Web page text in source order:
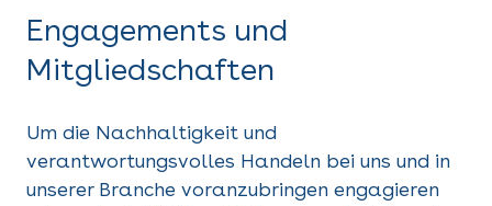
Engagements und
Mitgliedschaften
Um die Nachhaltigkeit und
verantwortungsvolles Handeln bei uns und in
unserer Branche voranzubringen engagieren